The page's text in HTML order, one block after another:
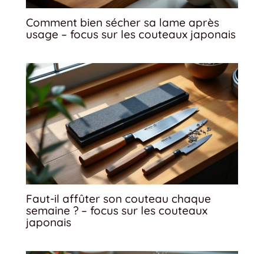
Comment bien sécher sa lame après
usage – focus sur les couteaux japonais
Faut-il affûter son couteau chaque
semaine ? – focus sur les couteaux
japonais